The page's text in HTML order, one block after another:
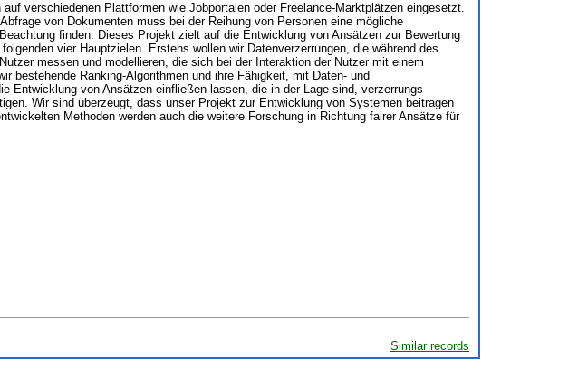
verschiedenen Plattformen wie Jobportalen oder Freelance-Marktplätzen eingesetzt.
von Dokumenten muss bei der Reihung von Personen eine mögliche
finden. Dieses Projekt zielt auf die Entwicklung von Ansätzen zur Bewertung
vier Hauptzielen. Erstens wollen wir Datenverzerrungen, die während des
messen und modellieren, die sich bei der Interaktion der Nutzer mit einem
bestehende Ranking-Algorithmen und ihre Fähigkeit, mit Daten- und
Entwicklung von Ansätzen einfließen lassen, die in der Lage sind, verzerrungs-
Wir sind überzeugt, dass unser Projekt zur Entwicklung von Systemen beitragen
Methoden werden auch die weitere Forschung in Richtung fairer Ansätze für
Similar records